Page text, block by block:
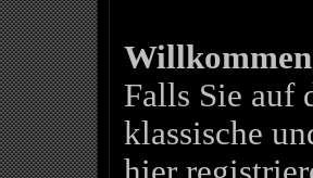
Falls Sie auf
klassische